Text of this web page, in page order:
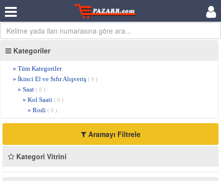
Kategoriler
» Tüm Kategoriler
» İkinci El ve Sıfır Alışveriş ( 0 )
» Saat ( 0 )
» Kol Saati ( 0 )
» Rodi ( 0 )
Aramayı Filtrele
Kategori Vitrini